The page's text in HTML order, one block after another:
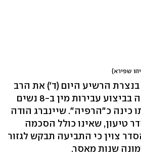
שפירא)
הרשיע היום (ד') את הרב
, שהודה בביצוע עבירות מין ב-8 נשים
כינה כ"הרפיה". שיינברג הודה
טיעון, שאינו כולל הסכמה
צוין כי התביעה תבקש לגזור
שנות מאסר.